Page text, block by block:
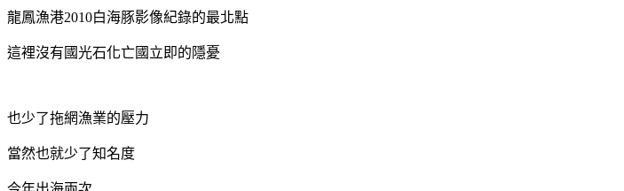
龍鳳漁港2010白海豚影像紀錄的最北點
這裡沒有國光石化亡國立即的隱憂
也少了拖網漁業的壓力
當然也就少了知名度